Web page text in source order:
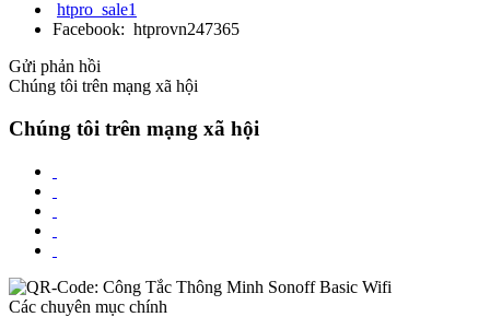
htpro_sale1
Facebook: htprovn247365
Gửi phản hồi
Chúng tôi trên mạng xã hội
Chúng tôi trên mạng xã hội
Các chuyên mục chính